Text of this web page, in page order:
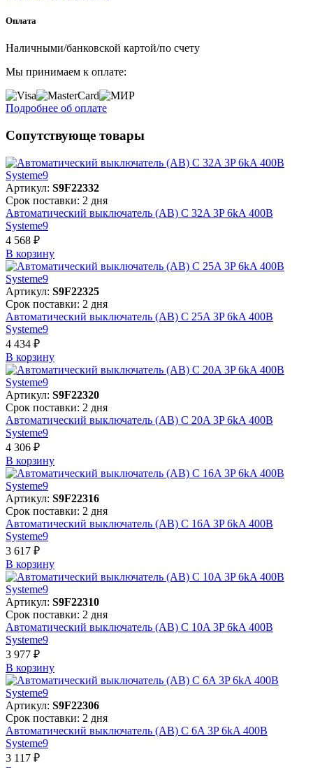
Оплата
Наличными/банковской картой/по счету
Мы принимаем к оплате:
Подробнее об оплате
Сопутствующе товары
Артикул: S9F22332
Срок поставки: 2 дня
Автоматический выключатель (АВ) C 32A 3P 6kA 400В
Systeme9
4 568 ₽
В корзинy
Артикул: S9F22325
Срок поставки: 2 дня
Автоматический выключатель (АВ) C 25A 3P 6kA 400В
Systeme9
4 434 ₽
В корзинy
Артикул: S9F22320
Срок поставки: 2 дня
Автоматический выключатель (АВ) C 20A 3P 6kA 400В
Systeme9
4 306 ₽
В корзинy
Артикул: S9F22316
Срок поставки: 2 дня
Автоматический выключатель (АВ) C 16A 3P 6kA 400В
Systeme9
3 617 ₽
В корзинy
Артикул: S9F22310
Срок поставки: 2 дня
Автоматический выключатель (АВ) C 10A 3P 6kA 400В
Systeme9
3 977 ₽
В корзинy
Артикул: S9F22306
Срок поставки: 2 дня
Автоматический выключатель (АВ) C 6A 3P 6kA 400В
Systeme9
3 117 ₽